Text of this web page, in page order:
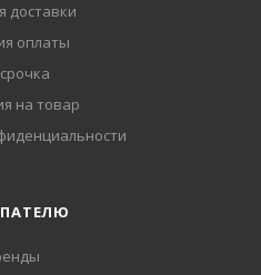
доставки
оплаты
на товар